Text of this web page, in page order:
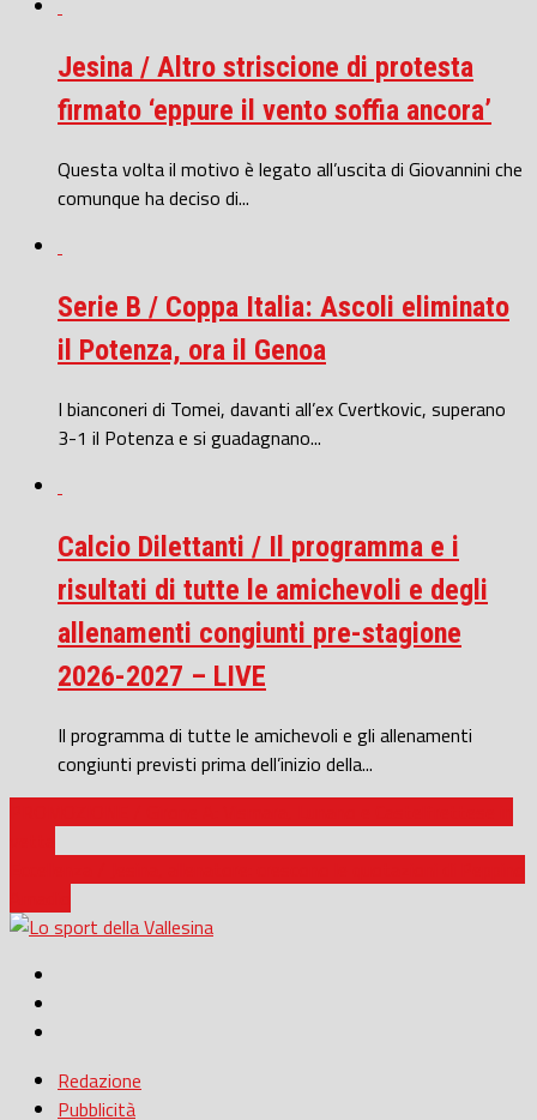
Jesina / Altro striscione di protesta
firmato ‘eppure il vento soffia ancora’
Questa volta il motivo è legato all’uscita di Giovannini che
comunque ha deciso di...
Serie B / Coppa Italia: Ascoli eliminato
il Potenza, ora il Genoa
I bianconeri di Tomei, davanti all’ex Cvertkovic, superano
3-1 il Potenza e si guadagnano...
Calcio Dilettanti / Il programma e i
risultati di tutte le amichevoli e degli
allenamenti congiunti pre-stagione
2026-2027 – LIVE
Il programma di tutte le amichevoli e gli allenamenti
congiunti previsti prima dell’inizio della...
Redazione
Pubblicità